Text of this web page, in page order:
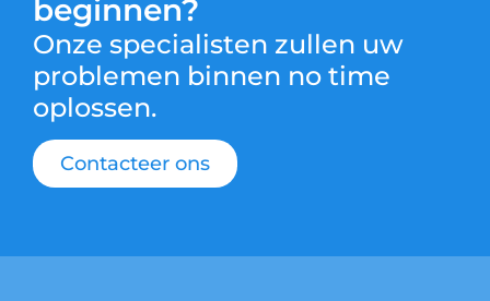
beginnen?
Onze specialisten zullen uw
problemen binnen no time
oplossen.
Contacteer ons